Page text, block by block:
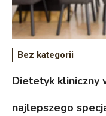
Bez kategorii
Dietetyk kliniczny
najlepszego